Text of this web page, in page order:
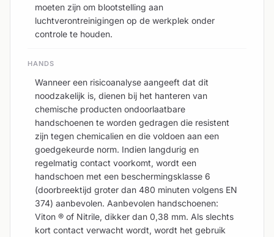
moeten zijn om blootstelling aan
luchtverontreinigingen op de werkplek onder
controle te houden.
HANDS
Wanneer een risicoanalyse aangeeft dat dit
noodzakelijk is, dienen bij het hanteren van
chemische producten ondoorlaatbare
handschoenen te worden gedragen die resistent
zijn tegen chemicalien en die voldoen aan een
goedgekeurde norm. Indien langdurig en
regelmatig contact voorkomt, wordt een
handschoen met een beschermingsklasse 6
(doorbreektijd groter dan 480 minuten volgens EN
374) aanbevolen. Aanbevolen handschoenen:
Viton ® of Nitrile, dikker dan 0,38 mm. Als slechts
kort contact verwacht wordt, wordt het gebruik